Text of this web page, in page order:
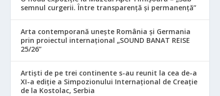
semnul curgerii. Între transparență și permanență”
Arta contemporană unește România și Germania
prin proiectul internațional „SOUND BANAT REISE
25/26”
Artiști de pe trei continente s-au reunit la cea de-a
XI-a ediție a Simpozionului Internațional de Creație
de la Kostolac, Serbia